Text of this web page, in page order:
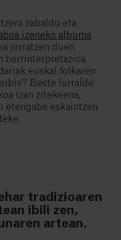
zabaldu eta
izeneko albuma
jorratzen duen
berrinterpretazioa
euskal folkaren
Beste lurralde
izan zitekeena,
etengabe eskaintzen
tradizioaren
ibili zen,
artean.